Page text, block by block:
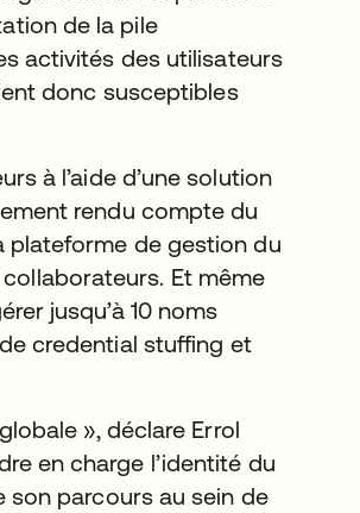
de la pile
activités des utilisateurs
donc susceptibles
à l’aide d’une solution
rendu compte du
plateforme de gestion du
Et même
jusqu’à 10 noms
credential stuffing et
», déclare Errol
en charge l’identité du
son parcours au sein de